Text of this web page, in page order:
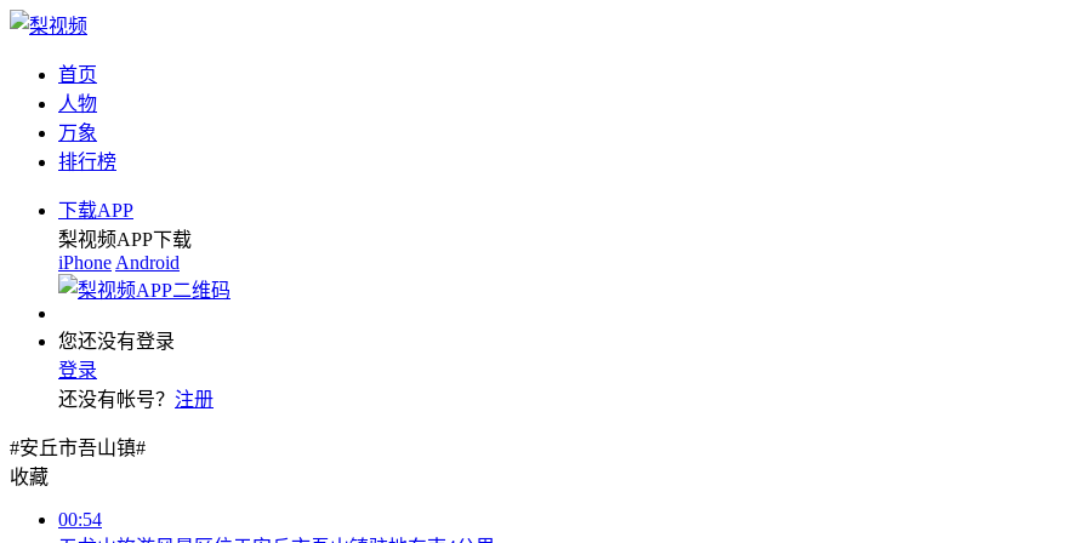
首页
人物
万象
排行榜
下载APP
梨视频APP下载
iPhone Android
您还没有登录
登录
还没有帐号？ 注册
#安丘市吾山镇#
收藏
00:54